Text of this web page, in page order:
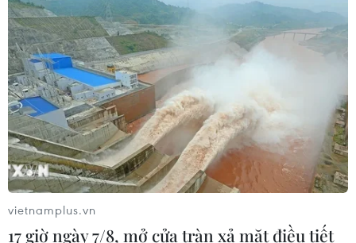
THỦY
Sở hữu trí tuệ
Quy định sử dụng
RSS
Hỗ trợ
Ngôn ngữ
TTXVN
Dịch vụ tin
Quảng cáo
Liên hệ
vietnamplus.vn
17 giờ ngày 7/8, mở cửa tràn xả mặt điều tiết